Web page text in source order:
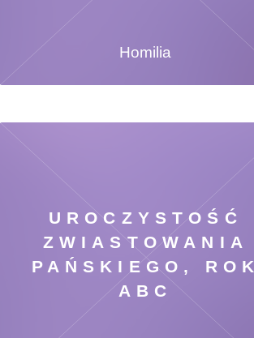
Homilia
UROCZYSTOŚĆ
ZWIASTOWANIA
PAŃSKIEGO, ROK
ABC